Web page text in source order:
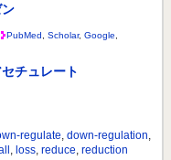
PubMed Scholar, Google
チュレート
regulate, down-regulation,
, loss, reduce, reduction